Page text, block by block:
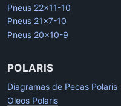
Pneus 22x11-10
Pneus 21x7-10
Pneus 20x10-9
POLARIS
Diagramas de Pecas Polaris
Oleos Polaris